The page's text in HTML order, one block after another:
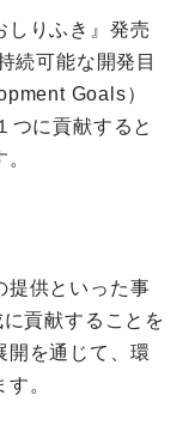
しりふき』発売
続可能な開発目
Goals）
つに貢献すると
提供といった事
貢献することを
開を通じて、環
。